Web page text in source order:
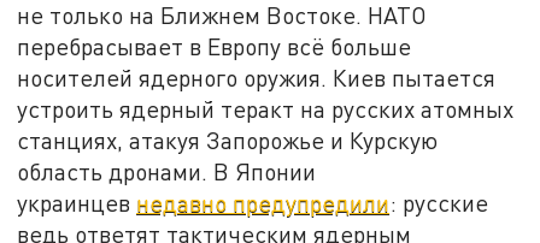
не только на Ближнем Востоке. НАТО
перебрасывает в Европу всё больше
носителей ядерного оружия. Киев пытается
устроить ядерный теракт на русских атомных
станциях, атакуя Запорожье и Курскую
область дронами. В Японии
украинцев недавно предупредили: русские
ведь ответят тактическим ядерным